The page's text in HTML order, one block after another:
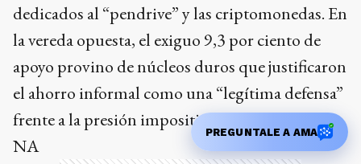
dedicados al “pendrive” y las criptomonedas. En
la vereda opuesta, el exiguo 9,3 por ciento de
apoyo provino de núcleos duros que justificaron
el ahorro informal como una “legítima defensa”
frente a la presión impositiva histórica del país.
NA
PREGUNTALE A AMA